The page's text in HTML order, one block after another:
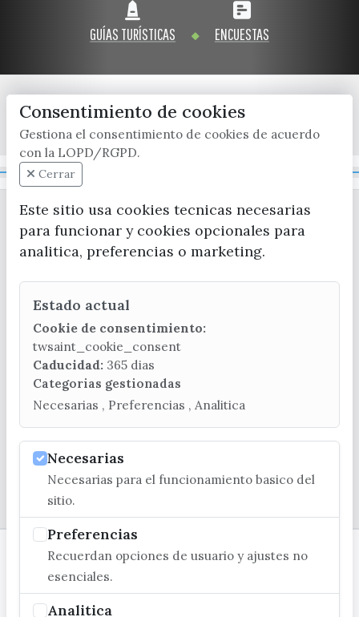
GUÍAS TURÍSTICAS ENCUESTAS
x / twitter facebook youtube instagram
CONTACTA CON LA OFICINA DE TURISMO
(+34) 952 541 104
turismo@velezmalaga.es
C/ Poniente, 2. CP 29740 - Torre del Mar
Consentimiento de cookies
Gestiona el consentimiento de cookies de acuerdo
con la LOPD/RGPD.
Cerrar
Este sitio usa cookies tecnicas necesarias
para funcionar y cookies opcionales para
analitica, preferencias o marketing.
Estado actual
Cookie de consentimiento:
twsaint_cookie_consent
Caducidad: 365 dias
Categorias gestionadas
Necesarias , Preferencias , Analitica
Necesarias
Necesarias para el funcionamiento basico del
sitio.
Preferencias
Recuerdan opciones de usuario y ajustes no
esenciales.
Analitica